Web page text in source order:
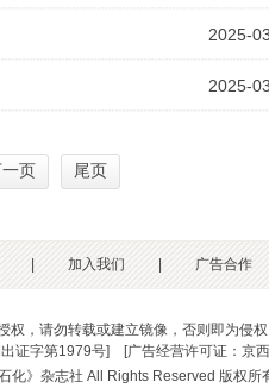
2025-
2025-
页 尾页
加入我们 广告合作
权，请勿转载或建立镜像，否则即为侵权
证字第1979号] [广告经营许可证：京
化》杂志社 All Rights Reserved 版权所